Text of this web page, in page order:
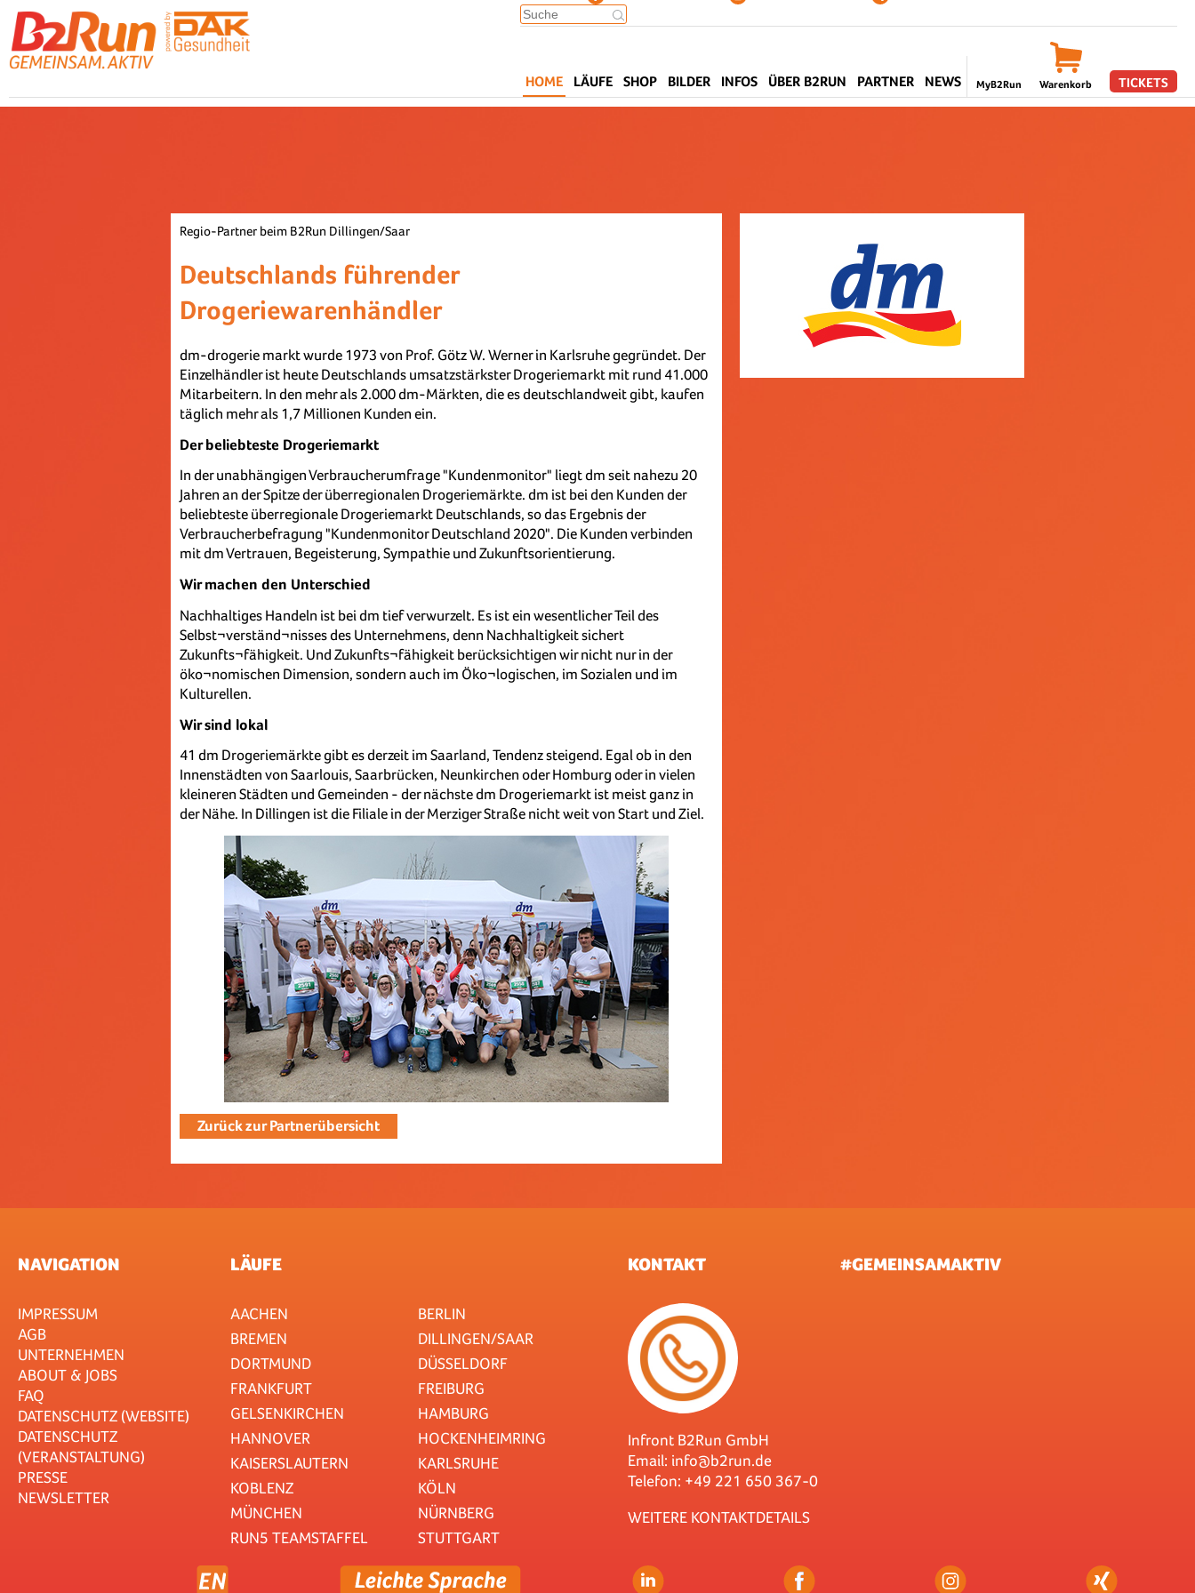
MyB2Run Warenkorb TICKETS
HOME LÄUFE SHOP BILDER INFOS ÜBER B2RUN PARTNER NEWS
Regio-Partner beim B2Run Dillingen/Saar
Deutschlands führender
Drogeriewarenhändler
dm-drogerie markt wurde 1973 von Prof. Götz W. Werner in Karlsruhe gegründet. Der
Einzelhändler ist heute Deutschlands umsatzstärkster Drogeriemarkt mit rund 41.000
Mitarbeitern. In den mehr als 2.000 dm-Märkten, die es deutschlandweit gibt, kaufen
täglich mehr als 1,7 Millionen Kunden ein.
Der beliebteste Drogeriemarkt
In der unabhängigen Verbraucherumfrage "Kundenmonitor" liegt dm seit nahezu 20
Jahren an der Spitze der überregionalen Drogeriemärkte. dm ist bei den Kunden der
beliebteste überregionale Drogeriemarkt Deutschlands, so das Ergebnis der
Verbraucherbefragung "Kundenmonitor Deutschland 2020". Die Kunden verbinden
mit dm Vertrauen, Begeisterung, Sympathie und Zukunftsorientierung.
Wir machen den Unterschied
Nachhaltiges Handeln ist bei dm tief verwurzelt. Es ist ein wesentlicher Teil des
Selbst¬verständ¬nisses des Unternehmens, denn Nachhaltigkeit sichert
Zukunfts¬fähigkeit. Und Zukunfts¬fähigkeit berücksichtigen wir nicht nur in der
öko¬nomischen Dimension, sondern auch im Öko¬logischen, im Sozialen und im
Kulturellen.
Wir sind lokal
41 dm Drogeriemärkte gibt es derzeit im Saarland, Tendenz steigend. Egal ob in den
Innenstädten von Saarlouis, Saarbrücken, Neunkirchen oder Homburg oder in vielen
kleineren Städten und Gemeinden - der nächste dm Drogeriemarkt ist meist ganz in
der Nähe. In Dillingen ist die Filiale in der Merziger Straße nicht weit von Start und Ziel.
Zurück zur Partnerübersicht
NAVIGATION
IMPRESSUM
AGB
UNTERNEHMEN
ABOUT & JOBS
FAQ
DATENSCHUTZ (WEBSITE)
DATENSCHUTZ
(VERANSTALTUNG)
PRESSE
NEWSLETTER
LÄUFE
AACHEN
BERLIN
BREMEN
DILLINGEN/SAAR
DORTMUND
DÜSSELDORF
FRANKFURT
FREIBURG
GELSENKIRCHEN
HAMBURG
HANNOVER
HOCKENHEIMRING
KAISERSLAUTERN
KARLSRUHE
KOBLENZ
KÖLN
MÜNCHEN
NÜRNBERG
RUN5 TEAMSTAFFEL
STUTTGART
KONTAKT
Infront B2Run GmbH
Email: info@b2run.de
Telefon: +49 221 650 367-0
WEITERE KONTAKTDETAILS
#GEMEINSAMAKTIV